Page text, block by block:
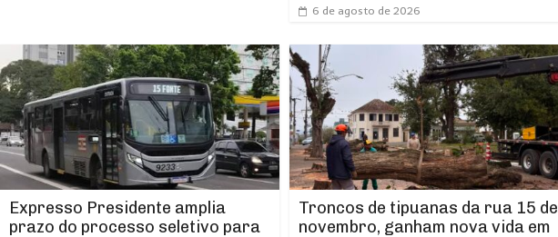
6 de agosto de 2026
Expresso Presidente amplia
prazo do processo seletivo para
Troncos de tipuanas da rua 15 de
novembro, ganham nova vida em